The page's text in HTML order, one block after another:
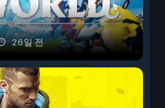
26일 전